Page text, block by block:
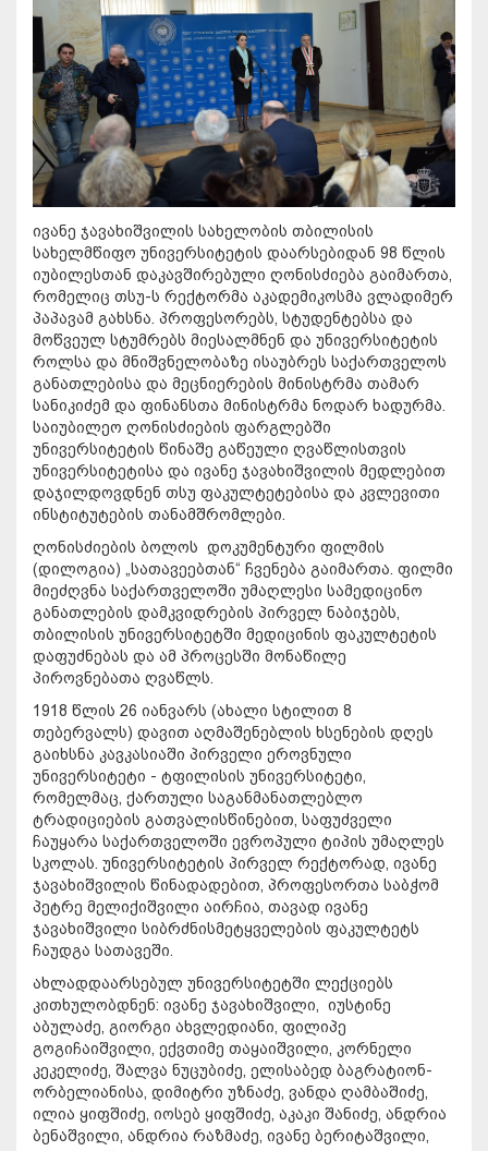
ივანე ჯავახიშვილის სახელობის თბილისის
სახელმწიფო უნივერსიტეტის დაარსებიდან 98 წლის
იუბილესთან დაკავშირებული ღონისძიება გაიმართა,
რომელიც თსუ-ს რექტორმა აკადემიკოსმა ვლადიმერ
პაპავამ გახსნა. პროფესორებს, სტუდენტებსა და
მოწვეულ სტუმრებს მიესალმნენ და უნივერსიტეტის
როლსა და მნიშვნელობაზე ისაუბრეს საქართველოს
განათლებისა და მეცნიერების მინისტრმა თამარ
სანიკიძემ და ფინანსთა მინისტრმა ნოდარ ხადურმა.
საიუბილეო ღონისძიების ფარგლებში
უნივერსიტეტის წინაშე გაწეული ღვაწლისთვის
უნივერსიტეტისა და ივანე ჯავახიშვილის მედლებით
დაჯილდოვდნენ თსუ ფაკულტეტებისა და კვლევითი
ინსტიტუტების თანამშრომლები.
ღონისძიების ბოლოს დოკუმენტური ფილმის
(დილოგია) „სათავეებთან“ ჩვენება გაიმართა. ფილმი
მიეძღვნა საქართველოში უმაღლესი სამედიცინო
განათლების დამკვიდრების პირველ ნაბიჯებს,
თბილისის უნივერსიტეტში მედიცინის ფაკულტეტის
დაფუძნებას და ამ პროცესში მონაწილე
პიროვნებათა ღვაწლს.
1918 წლის 26 იანვარს (ახალი სტილით 8
თებერვალს) დავით აღმაშენებლის ხსენების დღეს
გაიხსნა კავკასიაში პირველი ეროვნული
უნივერსიტეტი - ტფილისის უნივერსიტეტი,
რომელმაც, ქართული საგანმანათლებლო
ტრადიციების გათვალისწინებით, საფუძველი
ჩაუყარა საქართველოში ევროპული ტიპის უმაღლეს
სკოლას. უნივერსიტეტის პირველ რექტორად, ივანე
ჯავახიშვილის წინადადებით, პროფესორთა საბჭომ
პეტრე მელიქიშვილი აირჩია, თავად ივანე
ჯავახიშვილი სიბრძნისმეტყველების ფაკულტეტს
ჩაუდგა სათავეში.
ახლადდაარსებულ უნივერსიტეტში ლექციებს
კითხულობდნენ: ივანე ჯავახიშვილი, იუსტინე
აბულაძე, გიორგი ახვლედიანი, ფილიპე
გოგიჩაიშვილი, ექვთიმე თაყაიშვილი, კორნელი
კეკელიძე, შალვა ნუცუბიძე, ელისაბედ ბაგრატიონ-
ორბელიანისა, დიმიტრი უზნაძე, ვანდა ღამბაშიძე,
ილია ყიფშიძე, იოსებ ყიფშიძე, აკაკი შანიძე, ანდრია
ბენაშვილი, ანდრია რაზმაძე, ივანე ბერიტაშვილი,